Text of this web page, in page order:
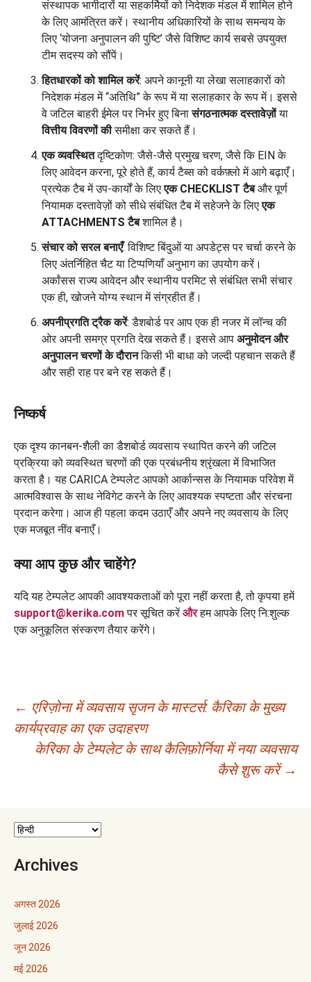
संस्थापक भागीदारों या सहकर्मियों को निदेशक मंडल में शामिल होने
के लिए आमंत्रित करें। स्थानीय अधिकारियों के साथ समन्वय के
लिए ‘योजना अनुपालन की पुष्टि’ जैसे विशिष्ट कार्य सबसे उपयुक्त
टीम सदस्य को सौंपें।
हितधारकों को शामिल करें: अपने कानूनी या लेखा सलाहकारों को
निदेशक मंडल में “अतिथि” के रूप में या सलाहकार के रूप में। इससे
वे जटिल बाहरी ईमेल पर निर्भर हुए बिनासंगठनात्मक दस्तावेज़ोंया
वित्तीय विवरणों कीसमीक्षा कर सकते हैं।
एक व्यवस्थितदृष्टिकोण: जैसे-जैसे प्रमुख चरण, जैसे कि EIN के
लिए आवेदन करना, पूरे होते हैं, कार्य टैब्स को वर्कफ़्लो में आगे बढ़ाएँ।
प्रत्येक टैब में उप-कार्यों के लिएएक CHECKLIST टैबऔर पूर्ण
नियामक दस्तावेज़ों को सीधे संबंधित टैब में सहेजने के लिएएक
ATTACHMENTS टैबशामिल है।
संचार को सरल बनाएँ: विशिष्ट बिंदुओं या अपडेट्स पर चर्चा करने के
लिए अंतर्निहित चैट या टिप्पणियाँ अनुभाग का उपयोग करें।
अर्कांसस राज्य आवेदन और स्थानीय परमिट से संबंधित सभी संचार
एक ही, खोजने योग्य स्थान में संग्रहीत हैं।
अपनीप्रगति ट्रैक करें: डैशबोर्ड पर आप एक ही नजर में लॉन्च की
ओर अपनी समग्र प्रगति देख सकते हैं। इससे आप अनुमोदन और
अनुपालन चरणों के दौरानकिसी भी बाधा को जल्दी पहचान सकते हैं
और सही राह पर बने रह सकते हैं।
निष्कर्ष
एक दृश्य कानबन-शैली का डैशबोर्ड व्यवसाय स्थापित करने की जटिल
प्रक्रिया को व्यवस्थित चरणों की एक प्रबंधनीय श्रृंखला में विभाजित
करता है। यह CARICA टेम्पलेट आपको आर्कान्सस के नियामक परिवेश में
आत्मविश्वास के साथ नेविगेट करने के लिए आवश्यक स्पष्टता और संरचना
प्रदान करेगा। आज ही पहला कदम उठाएँ और अपने नए व्यवसाय के लिए
एक मजबूत नींव बनाएँ।
क्या आप कुछ और चाहेंगे?
यदि यह टेम्पलेट आपकी आवश्यकताओं को पूरा नहीं करता है, तो कृपया हमें
support@kerika.comपर सूचित करें औरहम आपके लिए नि:शुल्क
एक अनुकूलित संस्करण तैयार करेंगे।
पोस्ट
नेविगेशन
← एरिज़ोना में व्यवसाय सृजन के मास्टर्स: कैरिका के मुख्य
कार्यप्रवाह का एक उदाहरण
केरिका के टेम्पलेट के साथ कैलिफ़ोर्निया में नया व्यवसाय
कैसे शुरू करें →
Archives
अगस्त 2026
जुलाई 2026
जून 2026
मई 2026